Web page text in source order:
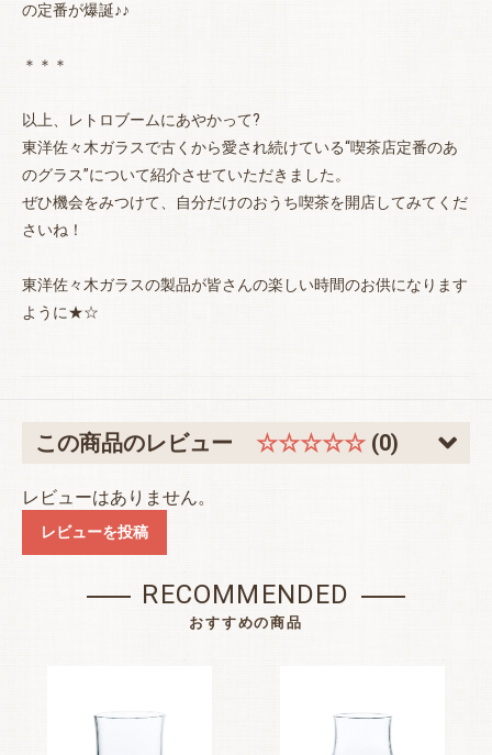
の定番が爆誕♪♪
＊＊＊
以上、レトロブームにあやかって?
東洋佐々木ガラスで古くから愛され続けている“喫茶店定番のあ
のグラス”について紹介させていただきました。
ぜひ機会をみつけて、自分だけのおうち喫茶を開店してみてくだ
さいね！
東洋佐々木ガラスの製品が皆さんの楽しい時間のお供になります
ように★☆
この商品のレビュー ☆☆☆☆☆ (0)
レビューはありません。
レビューを投稿
RECOMMENDED
おすすめの商品